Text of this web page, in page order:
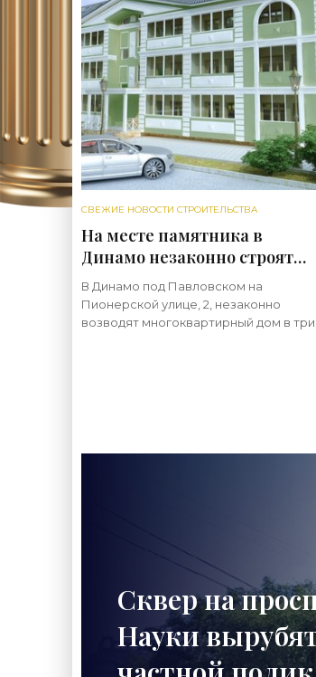
СВЕЖИЕ НОВОСТИ СТРОИТЕЛЬСТВА
На месте памятника в
Динамо незаконно строят
жилой дом - «Свежие
новости строительства»
В Динамо под Павловском на
Пионерской улице, 2, незаконно
возводят многоквартирный дом в три
Сквер на
Науки